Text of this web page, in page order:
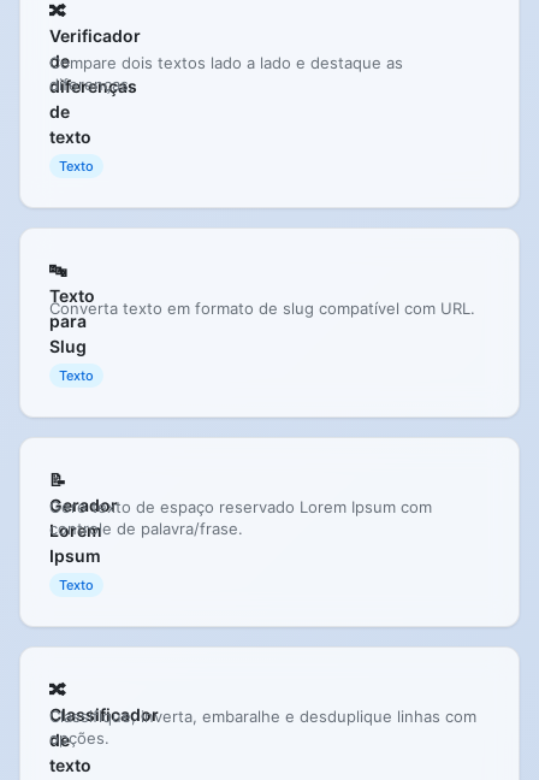
🔀
Verificador
de
diferenças
de
texto
Compare dois textos lado a lado e destaque as
diferenças.
Texto
🔤
Texto
para
Slug
Converta texto em formato de slug compatível com URL.
Texto
📝
Gerador
Lorem
Ipsum
Gere texto de espaço reservado Lorem Ipsum com
controle de palavra/frase.
Texto
🔀
Classificador
de
texto
Classifique, inverta, embaralhe e desduplique linhas com
opções.